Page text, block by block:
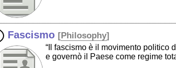
Fascismo [Philosophy]
“Il fascismo è il movimento politico
e governò il Paese come regime